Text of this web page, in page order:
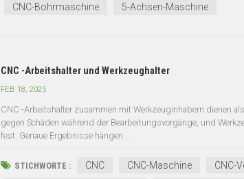
CNC-Bohrmaschine
5-Achsen-Maschine
CNC -Arbeitshalter und Werkzeughalter
FEB 18, 2025
CNC -Arbeitshalter zusammen mit Werkzeuginhabern dienen
gegen Schäden während der Bearbeitungsvorgänge, und
fest. Genaue Ergebnisse hängen...
STICHWORTE : CNC CNC-Maschine CNC-